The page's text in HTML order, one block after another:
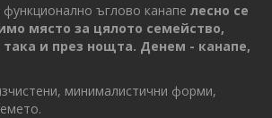
ъглово канапе лесно се
място за цялото семейство,
така и през нощта. Денем - канапе,
минималистични форми,